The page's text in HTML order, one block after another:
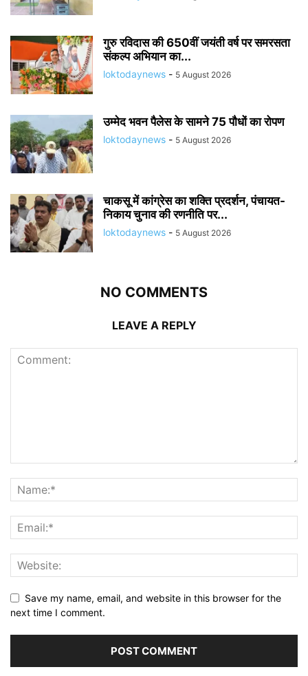
गुरु रविदास की 650वीं जयंती वर्ष पर समरसता
संकल्प अभियान का...
loktodaynews - 5 August 2026
उम्मेद भवन पैलेस के सामने 75 पौधों का रोपण
loktodaynews - 5 August 2026
चाकसू में कांग्रेस का शक्ति प्रदर्शन, पंचायत-
निकाय चुनाव की रणनीति पर...
loktodaynews - 5 August 2026
NO COMMENTS
LEAVE A REPLY
Save my name, email, and website in this browser for the
next time I comment.